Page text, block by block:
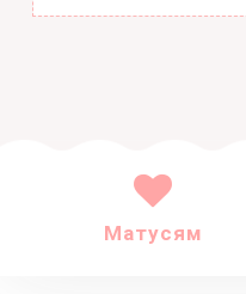
Матусям